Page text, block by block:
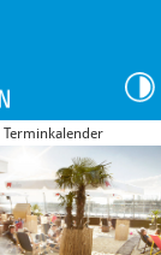
Terminkalender